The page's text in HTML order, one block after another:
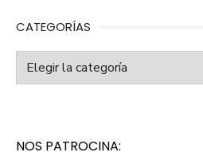
CATEGORÍAS
Categorías
NOS PATROCINA: